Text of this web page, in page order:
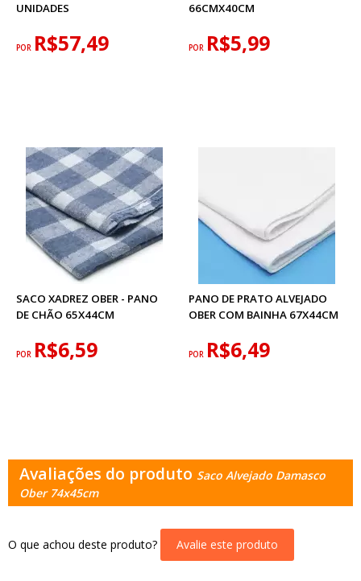
UNIDADES
POR R$57,49
66CMX40CM
POR R$5,99
SACO XADREZ OBER - PANO
DE CHÃO 65X44CM
POR R$6,59
PANO DE PRATO ALVEJADO
OBER COM BAINHA 67X44CM
POR R$6,49
Avaliações do produto Saco Alvejado Damasco
Ober 74x45cm
O que achou deste produto? Avalie este produto